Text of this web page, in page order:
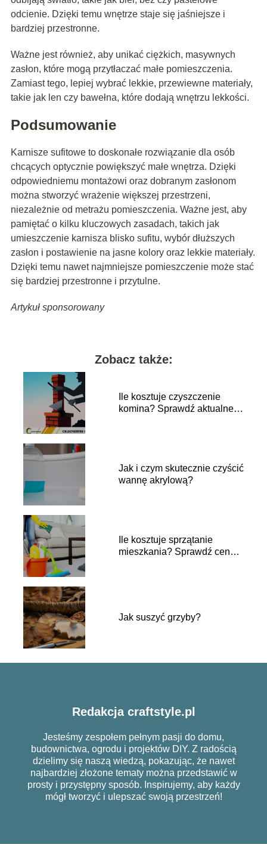
odcienie. Dzięki temu wnętrze staje się jaśniejsze i
bardziej przestronne.
Ważne jest również, aby unikać ciężkich, masywnych
zasłon, które mogą przytłaczać małe pomieszczenia.
Zamiast tego, lepiej wybrać lekkie, przewiewne materiały,
takie jak len czy bawełna, które dodają wnętrzu lekkości.
Podsumowanie
Karnisze sufitowe to doskonałe rozwiązanie dla osób
chcących optycznie powiększyć małe wnętrza. Dzięki
odpowiedniemu montażowi oraz dobranym zasłonom
można stworzyć wrażenie większej przestrzeni,
niezależnie od metrażu pomieszczenia. Ważne jest, aby
pamiętać o kilku kluczowych zasadach, takich jak
umieszczenie karnisza blisko sufitu, wybór dłuższych
zasłon i postawienie na jasne kolory oraz lekkie materiały.
Dzięki temu nawet najmniejsze pomieszczenie może stać
się bardziej przestronne i przytulne.
Artykuł sponsorowany
Zobacz także:
Ile kosztuje czyszczenie
komina? Sprawdź aktualne
Jak i czym skutecznie czyścić
wannę akrylową?
Ile kosztuje sprzątanie
mieszkania? Sprawdź ceny i
Jak suszyć grzyby?
Redakcja craftstyle.pl
Jesteśmy zespołem pełnym pasji do domu,
budownictwa, ogrodu i projektów DIY. Z radością
dzielimy się naszą wiedzą, pokazując, że nawet
najbardziej złożone tematy można przedstawić w
prosty i przystępny sposób. Inspirujemy, aby każdy
mógł tworzyć i ulepszać swoją przestrzeń!